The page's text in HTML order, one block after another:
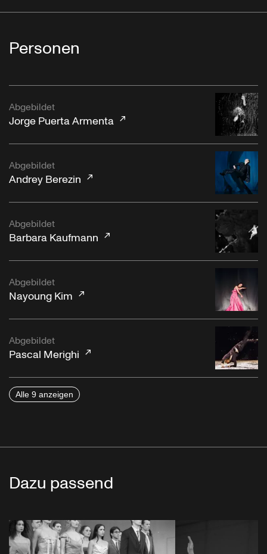
Personen
Abgebildet
Jorge Puerta Armenta
Abgebildet
Andrey Berezin
Abgebildet
Barbara Kaufmann
Abgebildet
Nayoung Kim
Abgebildet
Pascal Merighi
Alle 9 anzeigen
Dazu passend